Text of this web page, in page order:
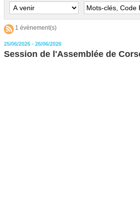
1 évènement(s)
25/06/2026 - 26/06/2026
Session de l'Assemblée de